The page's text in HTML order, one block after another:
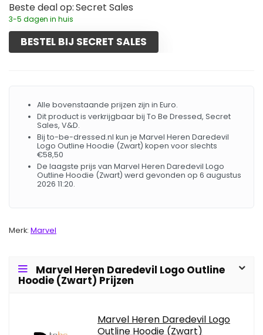
Beste deal op: Secret Sales
3-5 dagen in huis
BESTEL BIJ SECRET SALES
Alle bovenstaande prijzen zijn in Euro.
Dit product is verkrijgbaar bij To Be Dressed, Secret
Sales, V&D.
Bij to-be-dressed.nl kun je Marvel Heren Daredevil
Logo Outline Hoodie (Zwart) kopen voor slechts
€58,50
De laagste prijs van Marvel Heren Daredevil Logo
Outline Hoodie (Zwart) werd gevonden op 6 augustus
2026 11:20.
Merk: Marvel
Marvel Heren Daredevil Logo Outline
Hoodie (Zwart) Prijzen
Marvel Heren Daredevil Logo
Outline Hoodie (Zwart)